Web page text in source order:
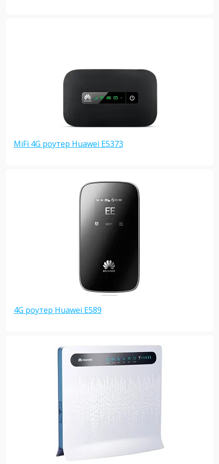
MiFi 4G роутер Huawei E5373
4G роутер Huawei E589